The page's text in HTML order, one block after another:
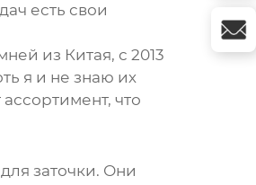
есть свои
из Китая, с 2013
я и не знаю их
что
заточки. Они